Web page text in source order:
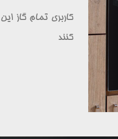
کاربری تمام گاز
کنند